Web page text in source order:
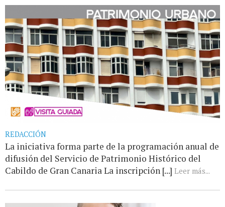
REDACCIÓN
La iniciativa forma parte de la programación anual de
difusión del Servicio de Patrimonio Histórico del
Cabildo de Gran Canaria La inscripción [...] Leer más...